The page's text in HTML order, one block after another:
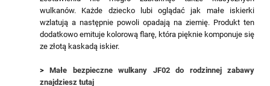
wulkanów. Każde dziecko lubi oglądać jak małe iskierki
wzlatują a następnie powoli opadają na ziemię. Produkt ten
dodatkowo emituje kolorową flarę, która pięknie komponuje się
ze złotą kaskadą iskier.
>Małe bezpieczne wulkany JF02 do rodzinnej zabawy
znajdziesz tutaj